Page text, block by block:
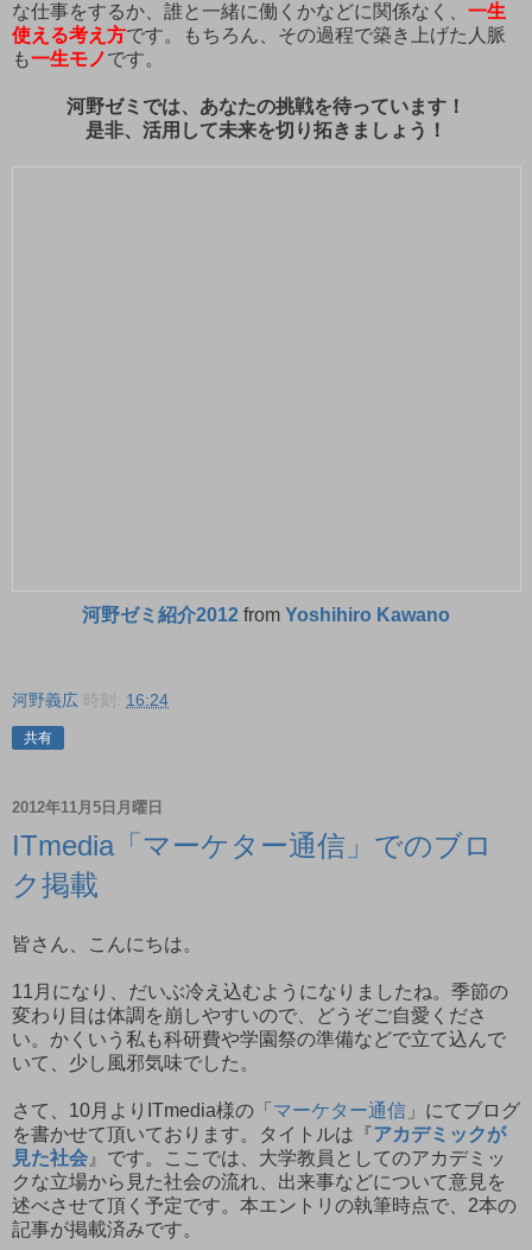
な仕事をするか、誰と一緒に働くかなどに関係なく、 一生
使える考え方です。もちろん、その過程で築き上げた人脈
も一生モノです。
河野ゼミでは、あなたの挑戦を待っています！
是非、活用して未来を切り拓きましょう！
河野ゼミ紹介2012 from Yoshihiro Kawano
河野義広 時刻: 16:24
共有
2012年11月5日月曜日
ITmedia「マーケター通信」でのブロ
ク掲載
皆さん、こんにちは。
11月になり、だいぶ冷え込むようになりましたね。季節の
変わり目は体調を崩しやすいので、どうぞご自愛くださ
い。かくいう私も科研費や学園祭の準備などで立て込んで
いて、少し風邪気味でした。
さて、10月よりITmedia様の「 マーケター通信 」にてブログ
を書かせて頂いております。タイトルは『アカデミックが
見た社会 』です。ここでは、大学教員としてのアカデミッ
クな立場から見た社会の流れ、出来事などについて意見を
述べさせて頂く予定です。本エントリの執筆時点で、2本の
記事が掲載済みです。